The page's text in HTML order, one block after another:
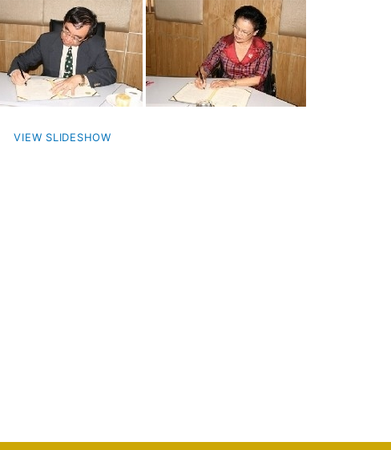
VIEW SLIDESHOW